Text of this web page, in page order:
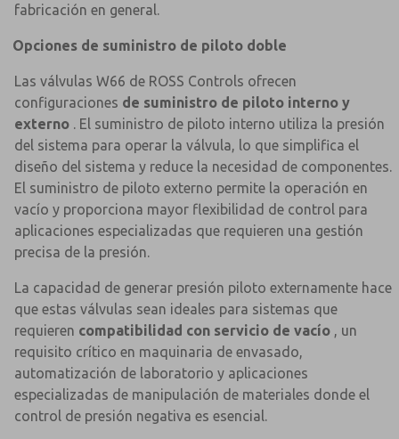
fabricación en general.
Opciones de suministro de piloto doble
Las válvulas W66 de ROSS Controls ofrecen
configuraciones de suministro de piloto interno y
externo . El suministro de piloto interno utiliza la presión
del sistema para operar la válvula, lo que simplifica el
diseño del sistema y reduce la necesidad de componentes.
El suministro de piloto externo permite la operación en
vacío y proporciona mayor flexibilidad de control para
aplicaciones especializadas que requieren una gestión
precisa de la presión.
La capacidad de generar presión piloto externamente hace
que estas válvulas sean ideales para sistemas que
requieren compatibilidad con servicio de vacío , un
requisito crítico en maquinaria de envasado,
automatización de laboratorio y aplicaciones
especializadas de manipulación de materiales donde el
control de presión negativa es esencial.